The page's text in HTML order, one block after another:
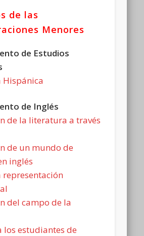
de las
Menores
de Estudios
de Inglés
de la literatura a través
de un mundo de
inglés
representación
del campo de la
los estudiantes de